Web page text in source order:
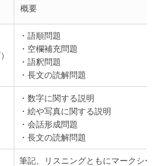
概要
・語順問題
・空欄補充問題
・語釈問題
・長文の読解問題
・数字に関する説明
・絵や写真に関する説明
・会話形成問題
・長文の読解問題
筆記、リスニングともにマークシー